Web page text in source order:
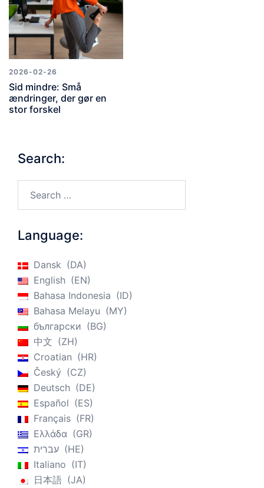
2026-02-26
Sid mindre: Små
ændringer, der gør en
stor forskel
Search:
Language:
Dansk
DA
English
EN
Bahasa Indonesia
ID
Bahasa Melayu
MY
български
BG
中文
ZH
Croatian
HR
Český
CZ
Deutsch
DE
Español
ES
Français
FR
Ελλάδα
GR
עברית
HE
Italiano
IT
日本語
JA